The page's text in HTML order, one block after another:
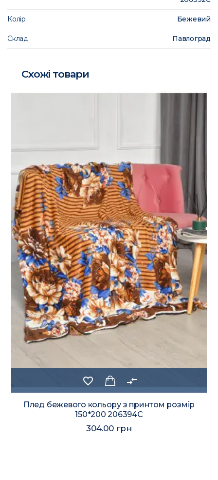
Колір Бежевий
Склад Павлоград
Схожі товари
favorite_border compare_arrows
Плед бежевого кольору з принтом розмір
150*200 206394C
304.00 грн